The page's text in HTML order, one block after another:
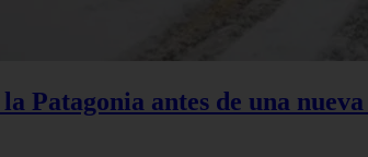
Patagonia antes de una